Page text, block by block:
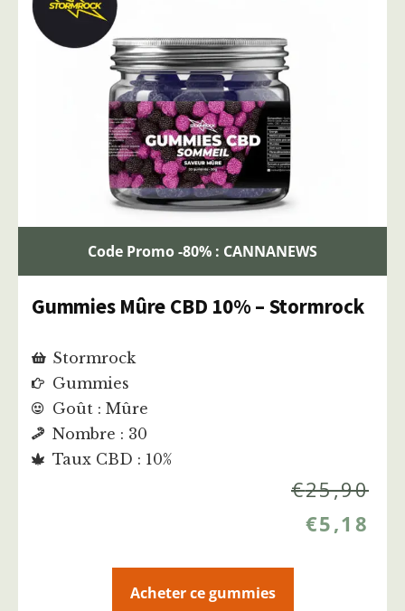
Code Promo -80% : CANNANEWS
Gummies Mûre CBD 10% – Stormrock
Stormrock
Gummies
Goût : Mûre
Nombre : 30
Taux CBD : 10%
€25,90
€5,18
Acheter ce gummies